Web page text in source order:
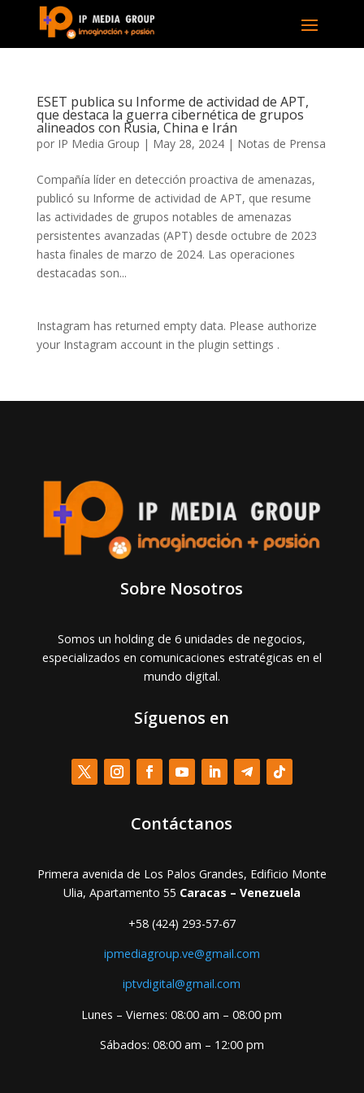
ESET publica su Informe de actividad de APT,
que destaca la guerra cibernética de grupos
alineados con Rusia, China e Irán
por IP Media Group | May 28, 2024| Notas de Prensa
Compañía líder en detección proactiva de amenazas,
publicó su Informe de actividad de APT, que resume
las actividades de grupos notables de amenazas
persistentes avanzadas (APT) desde octubre de 2023
hasta finales de marzo de 2024. Las operaciones
destacadas son...
Instagram has returned empty data. Please authorize
your Instagram account in the plugin settings .
Sobre Nosotros
Somos un holding de 6 unidades de negocios,
especializados en comunicaciones estratégicas en el
mundo digital.
Síguenos en
Contáctanos
Primera avenida de Los Palos Grandes, Edificio Monte
Ulia, Apartamento 55 Caracas – Venezuela
+58 (424) 293-57-67
ipmediagroup.ve@gmail.com
iptvdigital@gmail.com
Lunes – Viernes: 08:00 am – 08:00 pm
Sábados: 08:00 am – 12:00 pm